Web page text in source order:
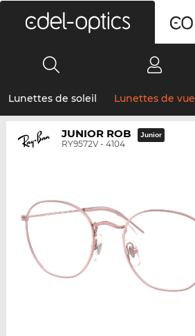
Lunettes de soleil Lunettes de vue
JUNIOR ROB
RY9572V - 4104
Junior